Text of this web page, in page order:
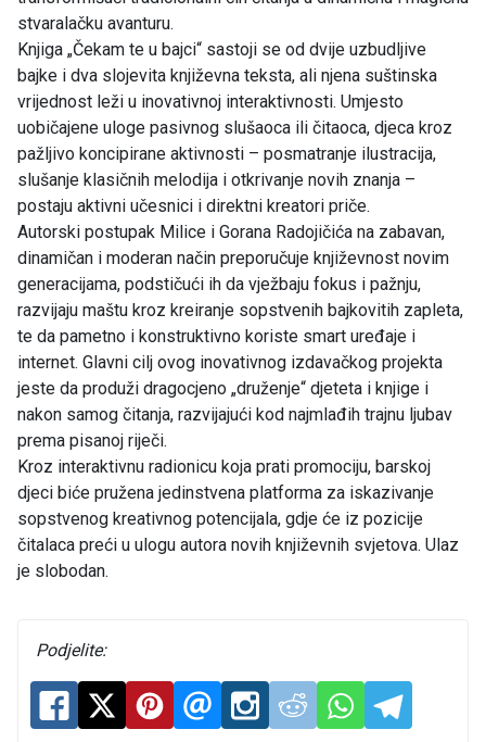
stvaralačku avanturu.
Knjiga „Čekam te u bajci“ sastoji se od dvije uzbudljive
bajke i dva slojevita književna teksta, ali njena suštinska
vrijednost leži u inovativnoj interaktivnosti. Umjesto
uobičajene uloge pasivnog slušaoca ili čitaoca, djeca kroz
pažljivo koncipirane aktivnosti – posmatranje ilustracija,
slušanje klasičnih melodija i otkrivanje novih znanja –
postaju aktivni učesnici i direktni kreatori priče.
Autorski postupak Milice i Gorana Radojičića na zabavan,
dinamičan i moderan način preporučuje književnost novim
generacijama, podstičući ih da vježbaju fokus i pažnju,
razvijaju maštu kroz kreiranje sopstvenih bajkovitih zapleta,
te da pametno i konstruktivno koriste smart uređaje i
internet. Glavni cilj ovog inovativnog izdavačkog projekta
jeste da produži dragocjeno „druženje“ djeteta i knjige i
nakon samog čitanja, razvijajući kod najmlađih trajnu ljubav
prema pisanoj riječi.
Kroz interaktivnu radionicu koja prati promociju, barskoj
djeci biće pružena jedinstvena platforma za iskazivanje
sopstvenog kreativnog potencijala, gdje će iz pozicije
čitalaca preći u ulogu autora novih književnih svjetova. Ulaz
je slobodan.
Podjelite: